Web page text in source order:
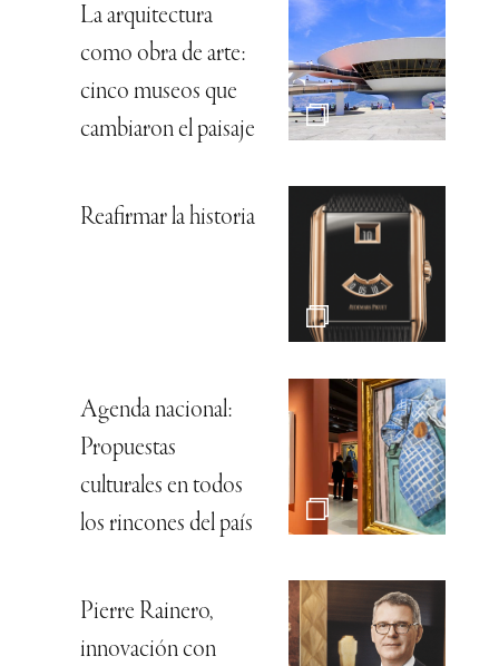
La arquitectura
como obra de arte:
cinco museos que
cambiaron el paisaje
Reafirmar la historia
Agenda nacional:
Propuestas
culturales en todos
los rincones del país
Pierre Rainero,
innovación con